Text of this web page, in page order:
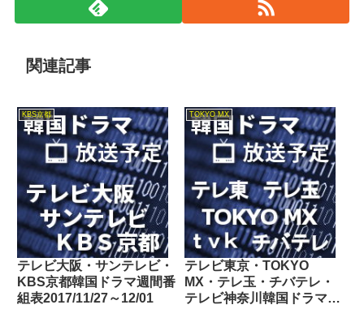
関連記事
KBS京都
テレビ大阪・サンテレビ・
KBS京都韓国ドラマ週間番
組表2017/11/27～12/01
TOKYO MX
テレビ東京・TOKYO
MX・テレ玉・チバテレ・
テレビ神奈川韓国ドラマ週